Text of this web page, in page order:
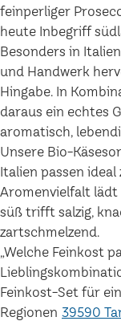
feinperliger
heute Inbegriff
Besonders in
und Handwerk
Hingabe. In
daraus ein echtes
aromatisch,
Unsere Bio-
Italien passen
Aromenvielfalt lädt
süß trifft salzig,
zartschmelzend.
„Welche Feinkost
Feinkost-Set für
Regionen 39590